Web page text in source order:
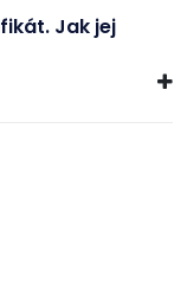
Jak jej